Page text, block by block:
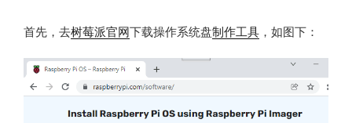
首先，去树莓派官网下载操作系统盘制作工具 ，如图下：